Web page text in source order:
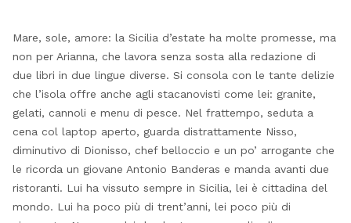
Mare, sole, amore: la Sicilia d’estate ha molte promesse, ma
non per Arianna, che lavora senza sosta alla redazione di
due libri in due lingue diverse. Si consola con le tante delizie
che l’isola offre anche agli stacanovisti come lei: granite,
gelati, cannoli e menu di pesce. Nel frattempo, seduta a
cena col laptop aperto, guarda distrattamente Nisso,
diminutivo di Dionisso, chef belloccio e un po’ arrogante che
le ricorda un giovane Antonio Banderas e manda avanti due
ristoranti. Lui ha vissuto sempre in Sicilia, lei è cittadina del
mondo. Lui ha poco più di trent’anni, lei poco più di